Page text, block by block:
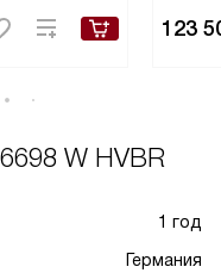
123
W HVBR
1 год
Германия